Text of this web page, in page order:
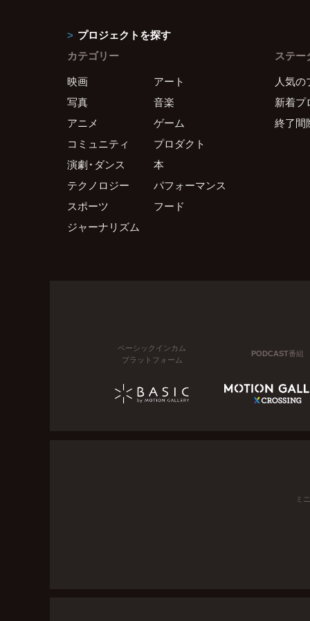
プロジェクトを探す
カテゴリー
映画
アート
写真
音楽
アニメ
ゲーム
コミュニティ
プロダクト
演劇・ダンス
本
テクノロジー
パフォーマンス
スポーツ
フード
ジャーナリズム
ステー
人気の
新着プ
終了間
ベーシックインカム
プラットフォーム
PODCAST番組
ミ